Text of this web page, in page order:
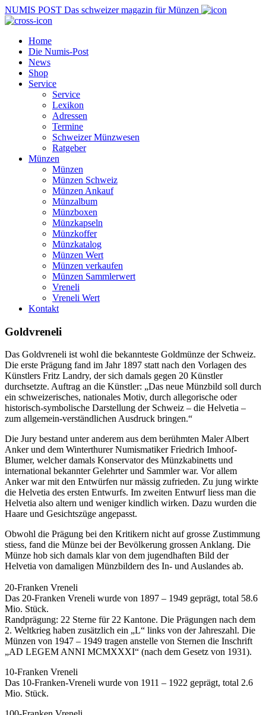
NUMIS POST Das schweizer magazin für Münzen
Home
Die Numis-Post
News
Shop
Service
Service
Lexikon
Adressen
Termine
Schweizer Münzwesen
Ratgeber
Münzen
Münzen
Münzen Schweiz
Münzen Ankauf
Münzalbum
Münzboxen
Münzkapseln
Münzkoffer
Münzkatalog
Münzen Wert
Münzen verkaufen
Münzen Sammlerwert
Vreneli
Vreneli Wert
Kontakt
Goldvreneli
Das Goldvreneli ist wohl die bekannteste Goldmünze der Schweiz.
Die erste Prägung fand im Jahr 1897 statt nach den Vorlagen des
Künstlers Fritz Landry, der sich damals gegen 20 Künstler
durchsetzte. Auftrag an die Künstler: „Das neue Münzbild soll durch
ein schweizerisches, nationales Motiv, durch allegorische oder
historisch-symbolische Darstellung der Schweiz – die Helvetia –
zum allgemein-verständlichen Ausdruck bringen.“
Die Jury bestand unter anderem aus dem berühmten Maler Albert
Anker und dem Winterthurer Numismatiker Friedrich Imhoof-
Blumer, welcher damals Konservator des Münzkabinetts und
international bekannter Gelehrter und Sammler war. Vor allem
Anker war mit den Entwürfen nur mässig zufrieden. Zu jung wirkte
die Helvetia des ersten Entwurfs. Im zweiten Entwurf liess man die
Helvetia also altern und weniger kindlich wirken. Dazu wurden die
Haare und Gesichtszüge angepasst.
Obwohl die Prägung bei den Kritikern nicht auf grosse Zustimmung
stiess, fand die Münze bei der Bevölkerung grossen Anklang. Die
Münze hob sich damals klar von dem jugendhaften Bild der
Helvetia von damaligen Münzbildern des In- und Auslandes ab.
20-Franken Vreneli
Das 20-Franken Vreneli wurde von 1897 – 1949 geprägt, total 58.6
Mio. Stück.
Randprägung: 22 Sterne für 22 Kantone. Die Prägungen nach dem
2. Weltkrieg haben zusätzlich ein „L“ links von der Jahreszahl. Die
Münzen von 1947 – 1949 tragen anstelle von Sternen die Inschrift
„AD LEGEM ANNI MCMXXXI“ (nach dem Gesetz von 1931).
10-Franken Vreneli
Das 10-Franken-Vreneli wurde von 1911 – 1922 geprägt, total 2.6
Mio. Stück.